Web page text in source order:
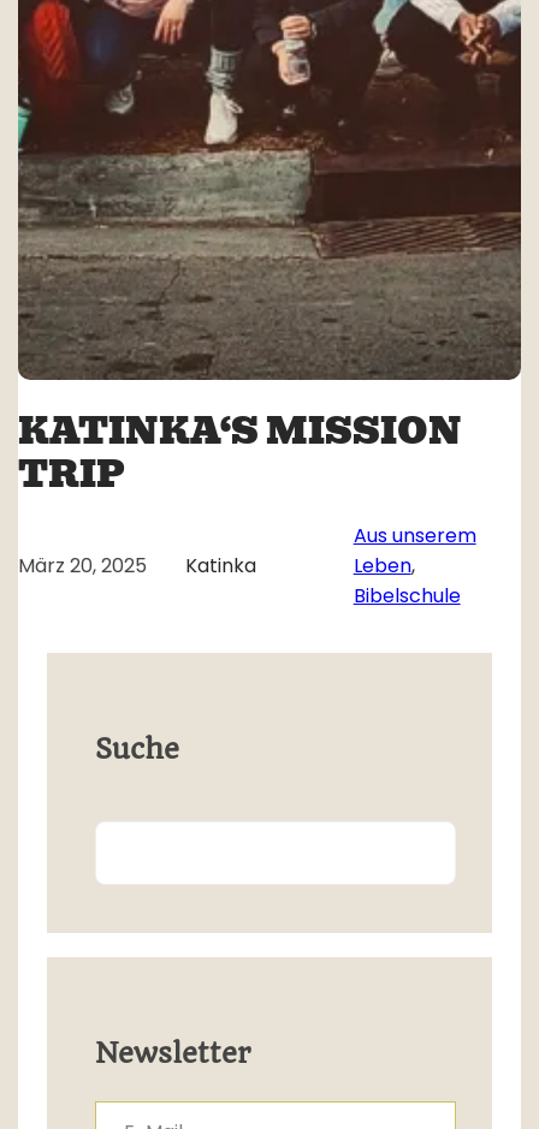
KATINKA‘S MISSION
TRIP
März 20, 2025 Katinka
Aus unserem
Leben,
Bibelschule
Suche
Search
Newsletter
E-Mail